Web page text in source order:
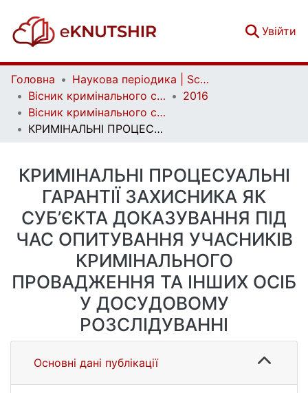
Увійти
Головна
Наукова періодика | Scientific periodicals
Вісник кримінального судочинства | Herald of criminal justice
2016
Вісник кримінального судочинства. № 2
КРИМІНАЛЬНІ ПРОЦЕСУАЛЬНІ ГАРАНТІЇ ЗАХИСНИКА ЯК СУБ’ЄКТА ДОКАЗУВАННЯ ПІД ЧАС ОПИТУВАННЯ УЧАСНИКІВ КРИМІНАЛЬНОГО ПРОВАДЖЕННЯ ТА ІНШИХ ОСІБ У ДОСУДОВОМУ РОЗСЛІДУВАННІ
КРИМІНАЛЬНІ ПРОЦЕСУАЛЬНІ
ГАРАНТІЇ ЗАХИСНИКА ЯК
СУБ’ЄКТА ДОКАЗУВАННЯ ПІД
ЧАС ОПИТУВАННЯ УЧАСНИКІВ
КРИМІНАЛЬНОГО
ПРОВАДЖЕННЯ ТА ІНШИХ ОСІБ
У ДОСУДОВОМУ
РОЗСЛІДУВАННІ
Основні дані публікації